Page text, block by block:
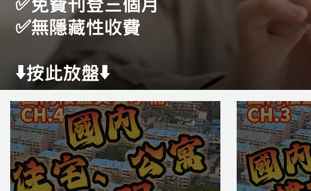
✅免費刊登三個月
✅無隱藏性收費
⬇️按此放盤⬇️
免費放盤登記